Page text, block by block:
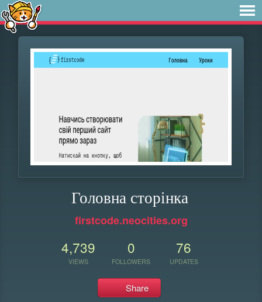
Головна сторінка
firstcode.neocities.org
4,739
VIEWS
0
FOLLOWERS
76
UPDATES
Share